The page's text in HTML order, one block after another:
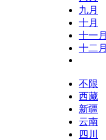
九月
十月
十一月
十二月
不限
西藏
新疆
云南
四川